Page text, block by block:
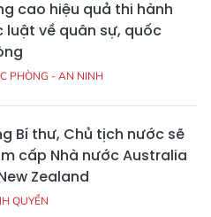
cao hiệu quả thi hành
luật về quân sự, quốc
PHÒNG - AN NINH
Bí thư, Chủ tịch nước sẽ
cấp Nhà nước Australia
Zealand
QUYỀN